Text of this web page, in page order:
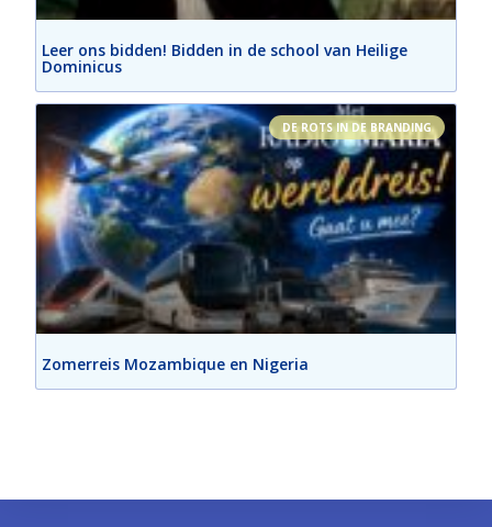
Leer ons bidden! Bidden in de school van Heilige
Dominicus
DE ROTS IN DE BRANDING
Zomerreis Mozambique en Nigeria